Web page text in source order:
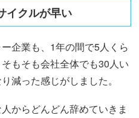
イクルが早い
企業も、1年の間で5人くら
もそも会社全体でも30人い
減った感じがしました。
からどんどん辞めていきま